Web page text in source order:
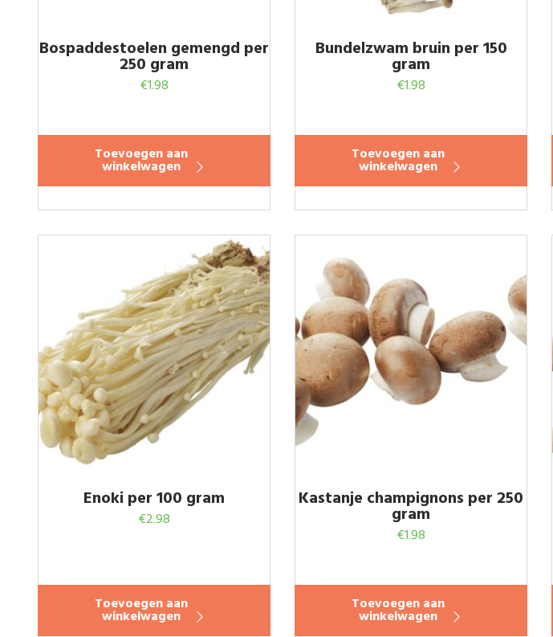
Bospaddestoelen gemengd per
250 gram
€1.98
Toevoegen aan
winkelwagen
Bundelzwam bruin per 150
gram
€1.98
Toevoegen aan
winkelwagen
Enoki per 100 gram
€2.98
Toevoegen aan
winkelwagen
Kastanje champignons per 250
gram
€1.98
Toevoegen aan
winkelwagen